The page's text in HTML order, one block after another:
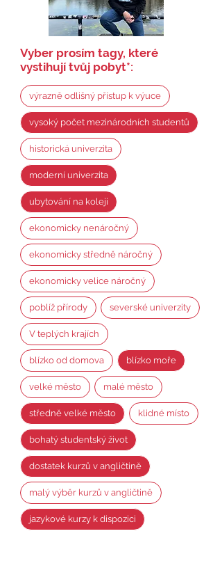
Vyber prosím tagy, které
vystihují tvůj pobyt*:
výrazně odlišný přístup k výuce
vysoký počet mezinárodních studentů
historická univerzita
moderní univerzita
ubytování na koleji
ekonomicky nenáročný
ekonomicky středně náročný
ekonomicky velice náročný
poblíž přírody severské univerzity
V teplých krajích
blízko od domova blízko moře
velké město malé město
středně velké město klidné místo
bohatý studentský život
dostatek kurzů v angličtině
malý výběr kurzů v angličtině
jazykové kurzy k dispozici